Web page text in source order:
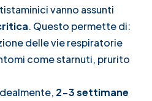
vanno assunti
. Questo permette di:
delle vie respiratorie
come starnuti, prurito
2-3 settimane